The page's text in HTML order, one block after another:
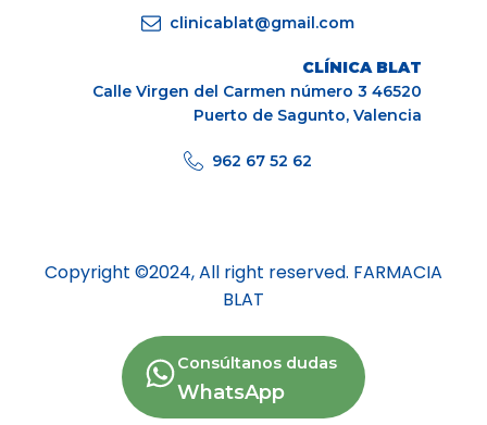
Consúltanos dudas
WhatsApp
clinicablat@gmail.com
CLÍNICA BLAT
Calle Virgen del Carmen número 3 46520
Puerto de Sagunto, Valencia
962 67 52 62
Copyright ©2024, All right reserved. FARMACIA
BLAT
Aviso legal
Política de Cookies